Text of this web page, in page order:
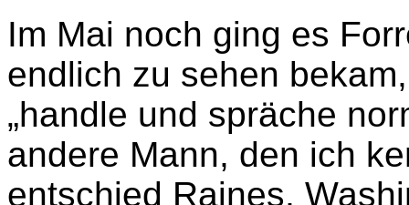
Im Mai noch ging es
endlich zu sehen
„handle und spräche
andere Mann, den ich
entschied Raines,